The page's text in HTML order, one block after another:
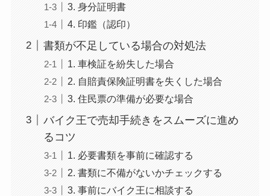
3. 身分証明書
4. 印鑑（認印）
書類が不足している場合の対処法
1. 車検証を紛失した場合
2. 自賠責保険証明書を失くした場合
3. 住民票の準備が必要な場合
バイク王で売却手続きをスムーズに進め
るコツ
1. 必要書類を事前に確認する
2. 書類に不備がないかチェックする
3. 事前にバイク王に相談する